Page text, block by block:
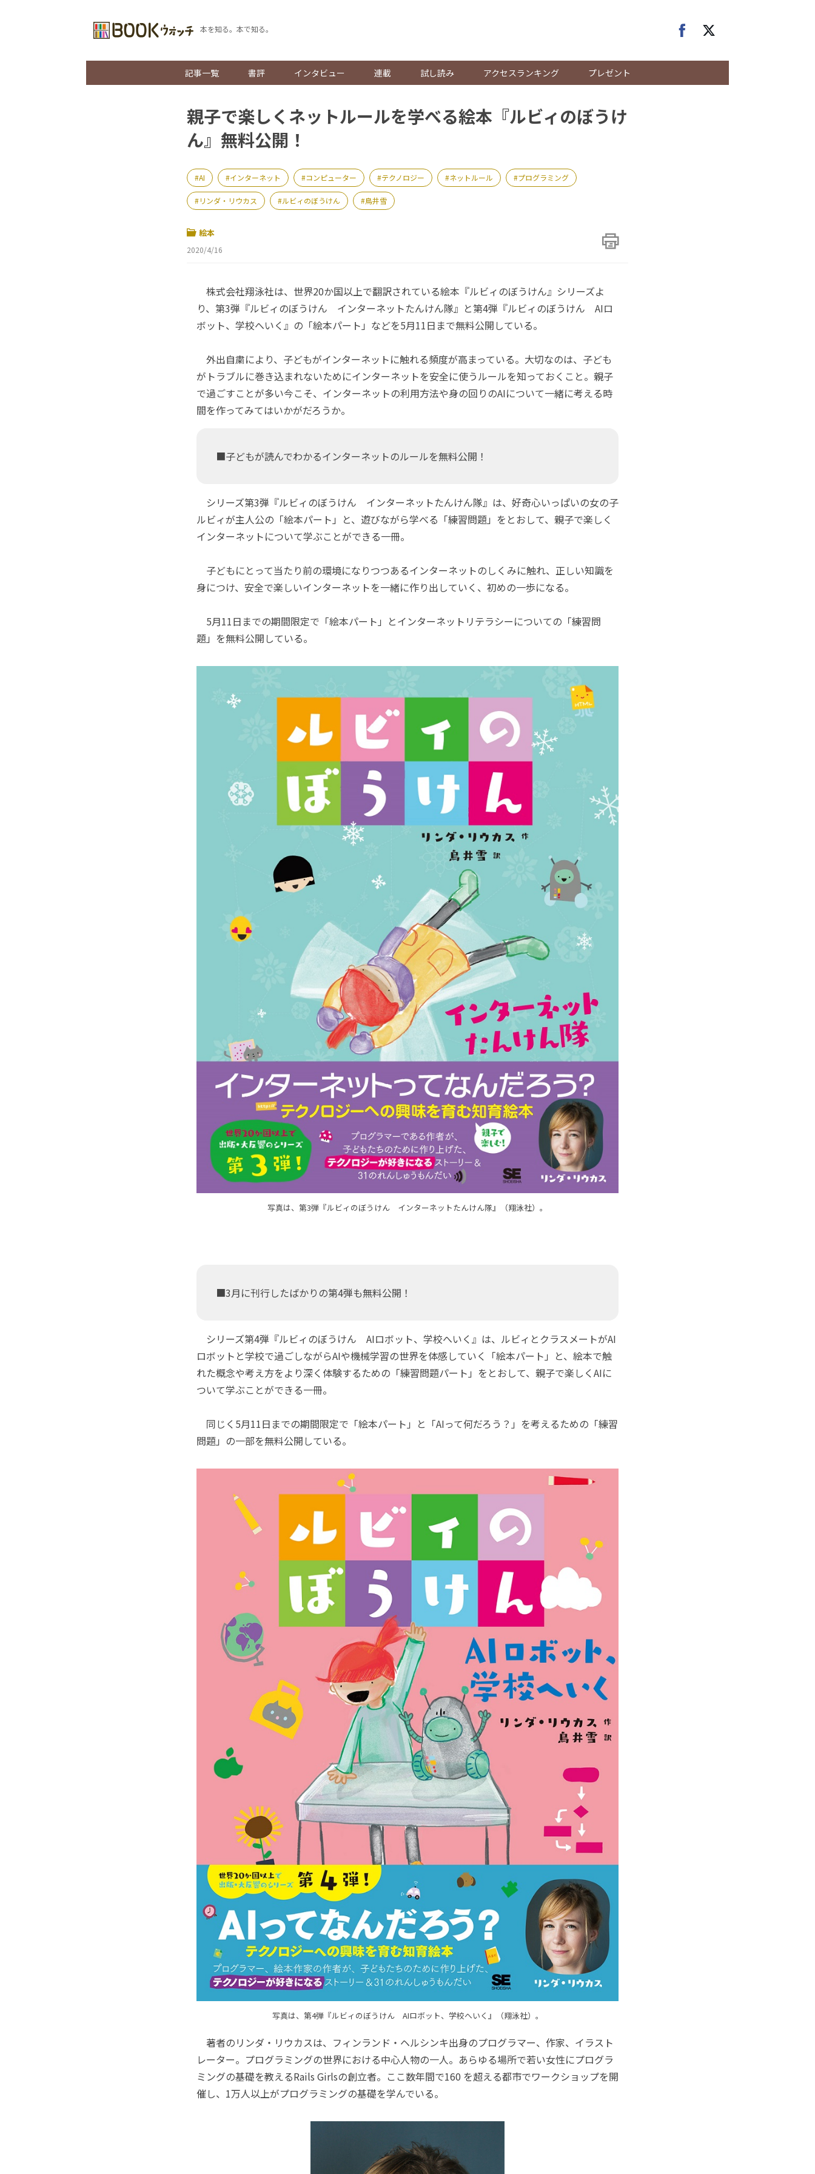
本を知る。本で知る。
記事一覧 書評 インタビュー 連載 試し読み アクセスランキング プレゼント
親子で楽しくネットルールを学べる絵本『ルビィのぼうけ
ん』無料公開！
AI インターネット コンピューター テクノロジー ネットルール プログラミング
リンダ・リウカス ルビィのぼうけん 鳥井雪
絵本
2020/4/16
株式会社翔泳社は、世界20か国以上で翻訳されている絵本『ルビィのぼうけん』シリーズよ
り、第3弾『ルビィのぼうけん インターネットたんけん隊』と第4弾『ルビィのぼうけん AIロ
ボット、学校へいく』の「絵本パート」などを5月11日まで無料公開している。
外出自粛により、子どもがインターネットに触れる頻度が高まっている。大切なのは、子ども
がトラブルに巻き込まれないためにインターネットを安全に使うルールを知っておくこと。親子
で過ごすことが多い今こそ、インターネットの利用方法や身の回りのAIについて一緒に考える時
間を作ってみてはいかがだろうか。
■子どもが読んでわかるインターネットのルールを無料公開！
シリーズ第3弾『ルビィのぼうけん インターネットたんけん隊』は、好奇心いっぱいの女の子
ルビィが主人公の「絵本パート」と、遊びながら学べる「練習問題」をとおして、親子で楽しく
インターネットについて学ぶことができる一冊。
子どもにとって当たり前の環境になりつつあるインターネットのしくみに触れ、正しい知識を
身につけ、安全で楽しいインターネットを一緒に作り出していく、初めの一歩になる。
5月11日までの期間限定で「絵本パート」とインターネットリテラシーについての「練習問
題」を無料公開している。
写真は、第3弾『ルビィのぼうけん インターネットたんけん隊』（翔泳社）。
■3月に刊行したばかりの第4弾も無料公開！
シリーズ第4弾『ルビィのぼうけん AIロボット、学校へいく』は、ルビィとクラスメートがAI
ロボットと学校で過ごしながらAIや機械学習の世界を体感していく「絵本パート」と、絵本で触
れた概念や考え方をより深く体験するための「練習問題パート」をとおして、親子で楽しくAIに
ついて学ぶことができる一冊。
同じく5月11日までの期間限定で「絵本パート」と「AIって何だろう？」を考えるための「練習
問題」の一部を無料公開している。
写真は、第4弾『ルビィのぼうけん AIロボット、学校へいく』（翔泳社）。
著者のリンダ・リウカスは、フィンランド・ヘルシンキ出身のプログラマー、作家、イラスト
レーター。プログラミングの世界における中心人物の一人。あらゆる場所で若い女性にプログラ
ミングの基礎を教えるRails Girlsの創立者。ここ数年間で160 を超える都市でワークショップを開
催し、1万人以上がプログラミングの基礎を学んでいる。